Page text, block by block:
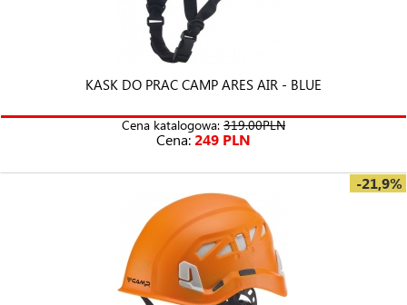
KASK DO PRAC CAMP ARES AIR - BLUE
Cena katalogowa: 319.00PLN
Cena:249 PLN
-21,9%